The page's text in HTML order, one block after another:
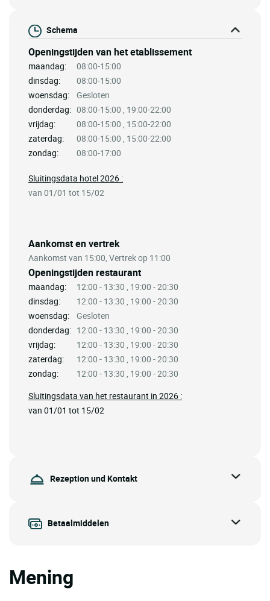
Schema
Openingstijden van het etablissement
maandag:
08:00-15:00
dinsdag:
08:00-15:00
woensdag:
Gesloten
donderdag: 08:00-15:00 , 19:00-22:00
vrijdag:
08:00-15:00 , 15:00-22:00
zaterdag:
08:00-15:00 , 15:00-22:00
zondag:
08:00-17:00
Aankomst en vertrek
Aankomst van 15:00, Vertrek op 11:00
Openingstijden restaurant
maandag:
12:00 - 13:30 , 19:00 - 20:30
dinsdag:
12:00 - 13:30 , 19:00 - 20:30
woensdag:
Gesloten
donderdag: 12:00 - 13:30 , 19:00 - 20:30
vrijdag:
12:00 - 13:30 , 19:00 - 20:30
zaterdag:
12:00 - 13:30 , 19:00 - 20:30
zondag:
12:00 - 13:30 , 19:00 - 20:30
Sluitingsdata van het restaurant in 2026 :
van 01/01 tot 15/02
Sluitingsdata hotel 2026 :
van 01/01 tot 15/02
Rezeption und Kontakt
Betaalmiddelen
Mening